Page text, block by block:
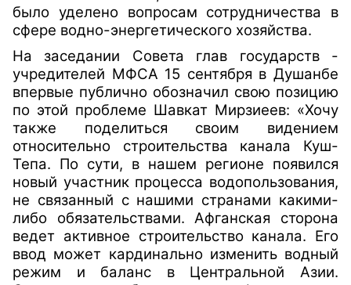
было уделено вопросам сотрудничества в
сфере водно-энергетического хозяйства.
На заседании Совета глав государств -
учредителей МФСА 15 сентября в Душанбе
впервые публично обозначил свою позицию
по этой проблеме Шавкат Мирзиеев: «Хочу
также поделиться своим видением
относительно строительства канала Куш-
Тепа. По сути, в нашем регионе появился
новый участник процесса водопользования,
не связанный с нашими странами какими-
либо обязательствами. Афганская сторона
ведет активное строительство канала. Его
ввод может кардинально изменить водный
режим и баланс в Центральной Азии.